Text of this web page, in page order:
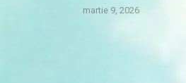
martie 9, 2026